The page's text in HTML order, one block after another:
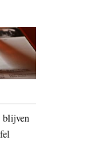
blijven